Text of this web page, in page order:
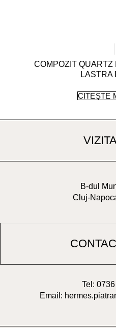
COMPOZIT QUARTZ
LASTRA
CITEȘTE
B-dul
Cluj-
Tel:
Email: